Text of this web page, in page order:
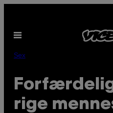
content
Open
Sex
rige